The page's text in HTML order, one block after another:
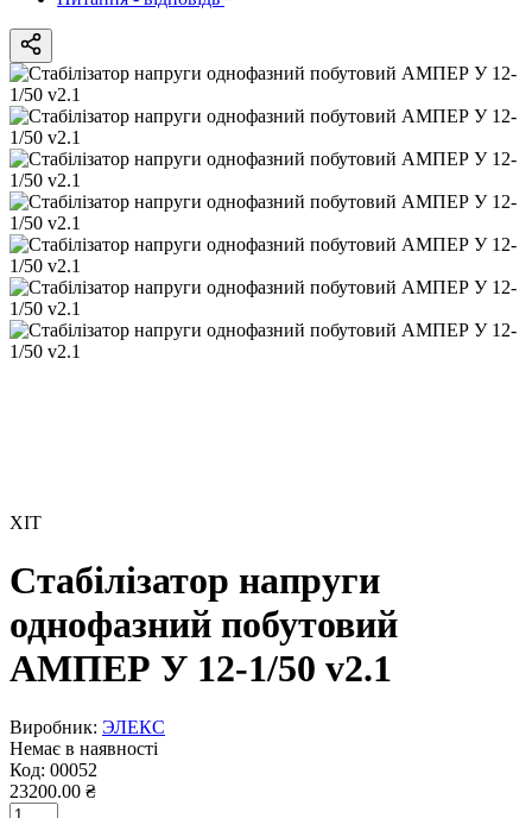
ХІТ
Стабілізатор напруги
однофазний побутовий
АМПЕР У 12-1/50 v2.1
Виробник: ЭЛЕКС
Немає в наявності
Код: 00052
23200.00 ₴